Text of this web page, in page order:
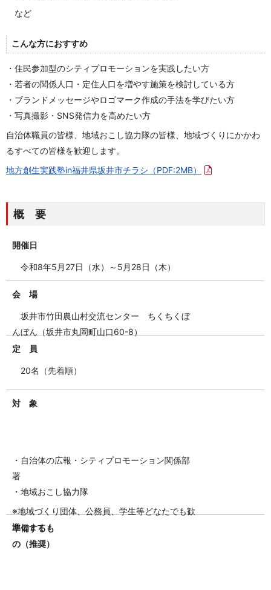
など
こんな方におすすめ
・住民参加型のシティプロモーションを実践したい方
・若者の関係人口・定住人口を増やす施策を検討している方
・ブランドメッセージやロゴマーク作成の手法を学びたい方
・写真撮影・SNS発信力を高めたい方
自治体職員の皆様、地域おこし協力隊の皆様、地域づくりにかかわ
るすべての皆様を歓迎します。
地方創生実践塾in福井県坂井市チラシ （PDF:2MB）
概 要
開催日
令和8年5月27日（水）～5月28日（木）
会 場
坂井市竹田農山村交流センター ちくちくぼ
んぼん（坂井市丸岡町山口60-8）
定 員
20名（先着順）
対 象
・自治体の広報・シティプロモーション関係部
署
・地域おこし協力隊
※地域づくり団体、公務員、学生等どなたでも歓
迎します！
準備するも
の（推奨）